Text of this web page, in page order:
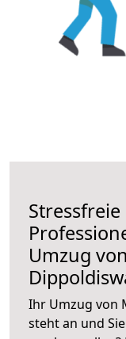
Umzug
Ihr Umzug von
steht an und